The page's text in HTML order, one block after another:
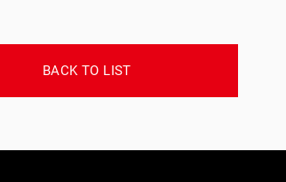
BACK TO LIST